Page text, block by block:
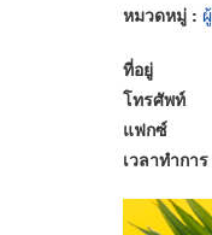
หมวดหมู่ :
ที่อยู่
โทรศัพท์
แฟกซ์
เวลาทำการ